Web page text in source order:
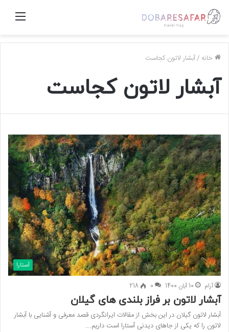
منو
خانه /آبشار لاتون کجاست
آبشار لاتون کجاست
آستارا
آرام 10 آبان 1400 0
218
آبشار لاتون بر فراز بلندی های گیلان
آبشار لاتون گیلان در این بخش از مقالات ایرانگردی قصد معرفی و آشنایی با آبشار
لاتون را که یکی از جاهای دیدنی آستارا است داریم.…